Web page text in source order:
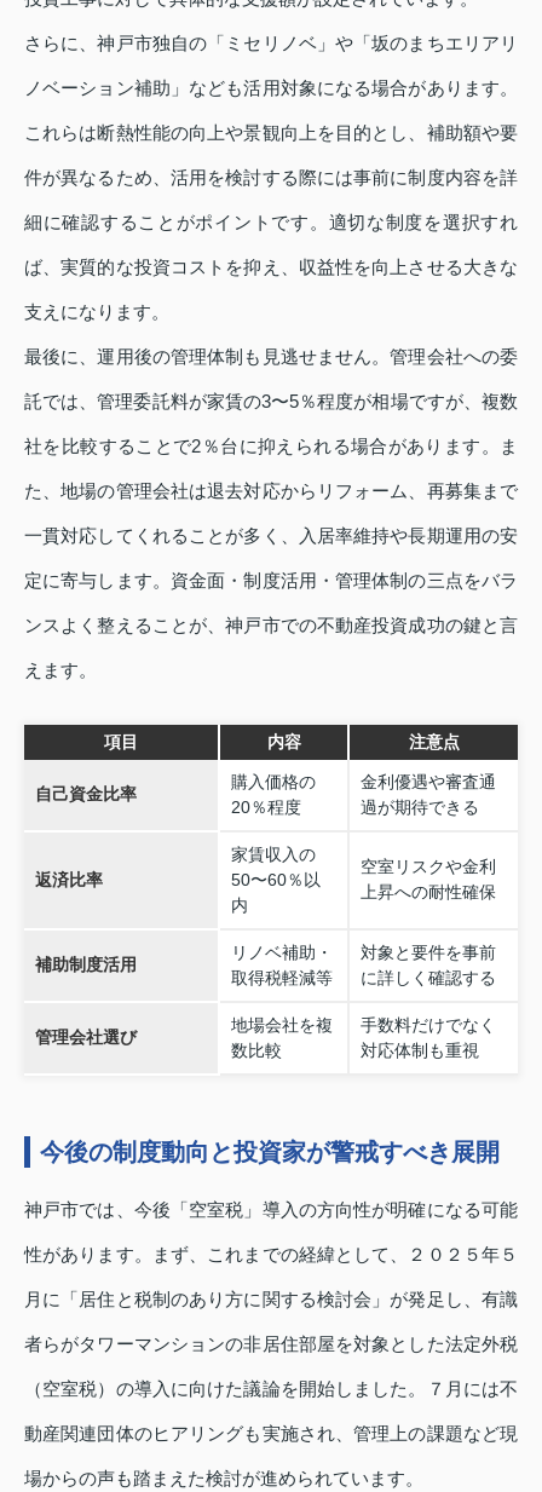
さらに、神戸市独自の「ミセリノベ」や「坂のまちエリアリ
ノベーション補助」なども活用対象になる場合があります。
これらは断熱性能の向上や景観向上を目的とし、補助額や要
件が異なるため、活用を検討する際には事前に制度内容を詳
細に確認することがポイントです。適切な制度を選択すれ
ば、実質的な投資コストを抑え、収益性を向上させる大きな
支えになります。
最後に、運用後の管理体制も見逃せません。管理会社への委
託では、管理委託料が家賃の3〜5％程度が相場ですが、複数
社を比較することで2％台に抑えられる場合があります。ま
た、地場の管理会社は退去対応からリフォーム、再募集まで
一貫対応してくれることが多く、入居率維持や長期運用の安
定に寄与します。資金面・制度活用・管理体制の三点をバラ
ンスよく整えることが、神戸市での不動産投資成功の鍵と言
えます。
項目 内容 注意点
自己資金比率
購入価格の
20％程度
金利優遇や審査通
過が期待できる
返済比率
家賃収入の
50〜60％以
内
空室リスクや金利
上昇への耐性確保
補助制度活用
リノベ補助・
取得税軽減等
対象と要件を事前
に詳しく確認する
管理会社選び
地場会社を複
数比較
手数料だけでなく
対応体制も重視
今後の制度動向と投資家が警戒すべき展開
神戸市では、今後「空室税」導入の方向性が明確になる可能
性があります。まず、これまでの経緯として、２０２５年５
月に「居住と税制のあり方に関する検討会」が発足し、有識
者らがタワーマンションの非居住部屋を対象とした法定外税
（空室税）の導入に向けた議論を開始しました。７月には不
動産関連団体のヒアリングも実施され、管理上の課題など現
場からの声も踏まえた検討が進められています。